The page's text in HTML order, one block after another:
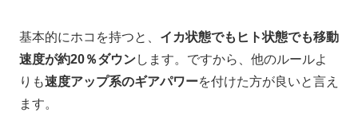
基本的にホコを持つと、 イカ状態でもヒト状態でも移動
速度が約20％ダウンします。ですから、他のルールよ
りも速度アップ系のギアパワーを付けた方が良いと言え
ます。